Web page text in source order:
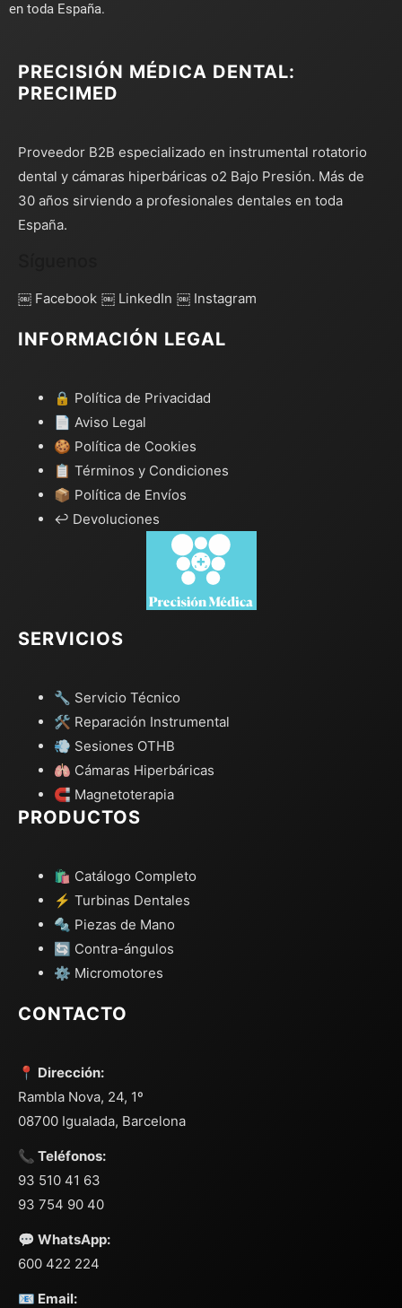
en toda España.
PRECISIÓN MÉDICA DENTAL:
PRECIMED
Proveedor B2B especializado en instrumental rotatorio
dental y cámaras hiperbáricas o2 Bajo Presión. Más de
30 años sirviendo a profesionales dentales en toda
España.
￼ Facebook ￼ LinkedIn ￼ Instagram
INFORMACIÓN LEGAL
🔒 Política de Privacidad
📄 Aviso Legal
🍪 Política de Cookies
📋 Términos y Condiciones
📦 Política de Envíos
↩️ Devoluciones
SERVICIOS
🔧 Servicio Técnico
🛠️ Reparación Instrumental
💨 Sesiones OTHB
🫁 Cámaras Hiperbáricas
🧲 Magnetoterapia
PRODUCTOS
🛍️ Catálogo Completo
⚡ Turbinas Dentales
🔩 Piezas de Mano
🔄 Contra-ángulos
⚙️ Micromotores
CONTACTO
📍 Dirección:
Rambla Nova, 24, 1º
08700 Igualada, Barcelona
📞 Teléfonos:
93 510 41 63
93 754 90 40
💬 WhatsApp:
600 422 224
📧 Email: